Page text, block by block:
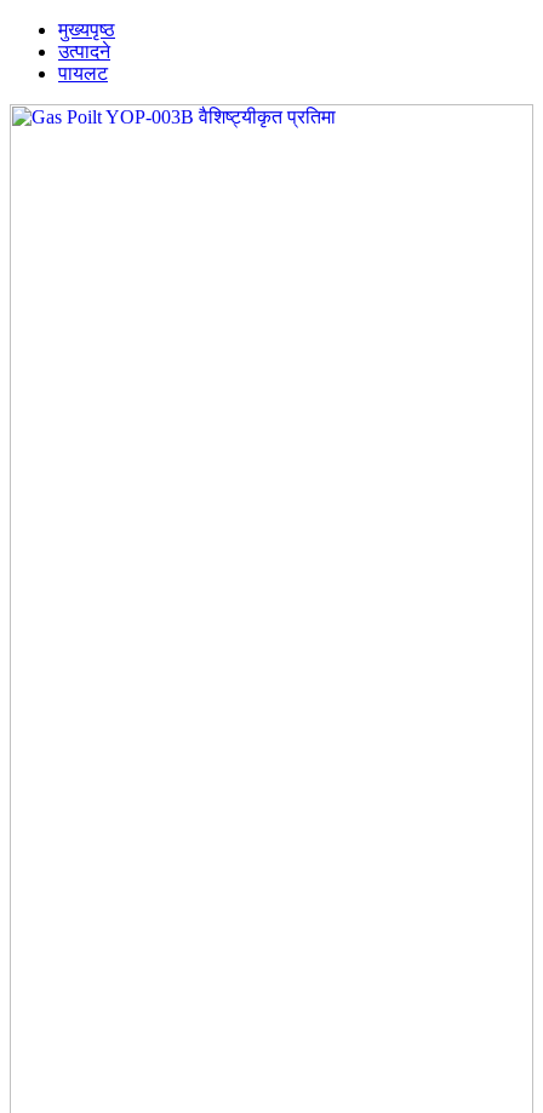
मुख्यपृष्ठ
उत्पादने
पायलट